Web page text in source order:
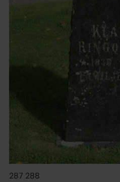
287 288